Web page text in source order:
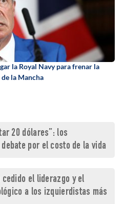
la Royal Navy para frenar la
la Mancha
20 dólares”: los
por el costo de la vida
cedido el liderazgo y el
a los izquierdistas más